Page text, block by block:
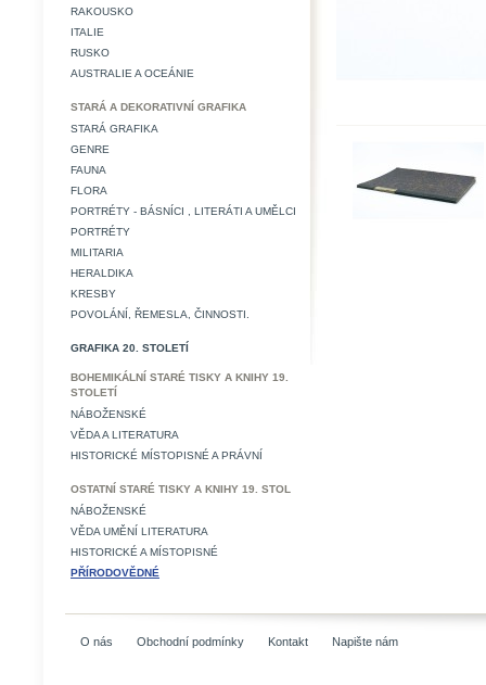
RAKOUSKO
ITALIE
RUSKO
AUSTRALIE A OCEÁNIE
STARÁ A DEKORATIVNÍ GRAFIKA
STARÁ GRAFIKA
GENRE
FAUNA
FLORA
PORTRÉTY - BÁSNÍCI , LITERÁTI A UMĚLCI
PORTRÉTY
MILITARIA
HERALDIKA
KRESBY
POVOLÁNÍ, ŘEMESLA, ČINNOSTI.
GRAFIKA 20. STOLETÍ
BOHEMIKÁLNÍ STARÉ TISKY A KNIHY 19.
STOLETÍ
NÁBOŽENSKÉ
VĚDA A LITERATURA
HISTORICKÉ MÍSTOPISNÉ A PRÁVNÍ
OSTATNÍ STARÉ TISKY A KNIHY 19. STOL
NÁBOŽENSKÉ
VĚDA UMĚNÍ LITERATURA
HISTORICKÉ A MÍSTOPISNÉ
PŘÍRODOVĚDNÉ
O nás Obchodní podmínky Kontakt Napište nám